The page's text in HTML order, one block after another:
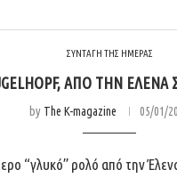
ΣΥΝΤΑΓΗ ΤΗΣ ΗΜΕΡΑΣ
ΑΠΌ ΤΗΝ
by The K-magazine 05/01/
“γλυκό” ρολό από την